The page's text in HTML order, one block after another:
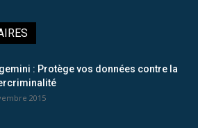
: Protège vos données contre la
2015